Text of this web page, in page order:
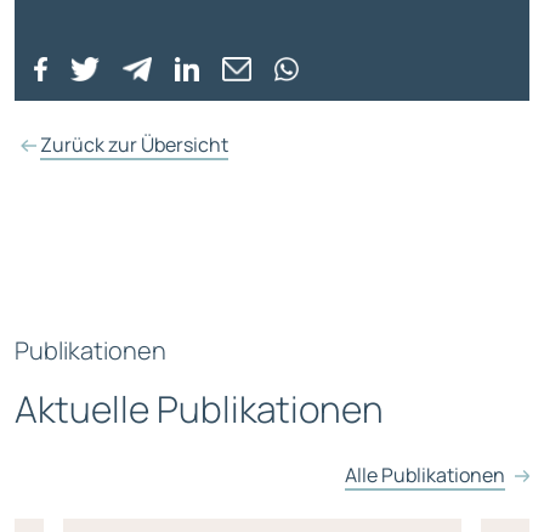
Zurück zur Übersicht
Publikationen
Aktuelle Publikationen
Alle Publikationen